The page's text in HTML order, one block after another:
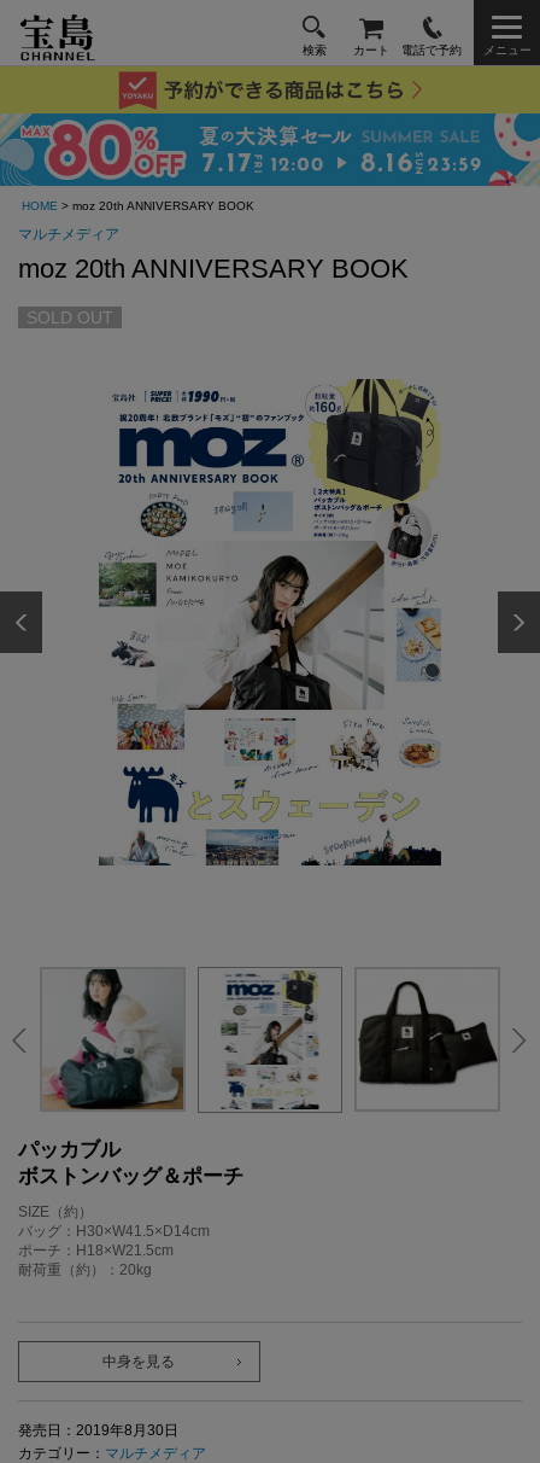
検索 カート 電話で予約 メニュー
HOME > moz 20th ANNIVERSARY BOOK
マルチメディア
moz 20th ANNIVERSARY BOOK
SOLD OUT
パッカブル
ボストンバッグ＆ポーチ
SIZE（約）
バッグ：H30×W41.5×D14cm
ポーチ：H18×W21.5cm
耐荷重（約）：20kg
中身を見る
発売日：2019年8月30日
カテゴリー： マルチメディア